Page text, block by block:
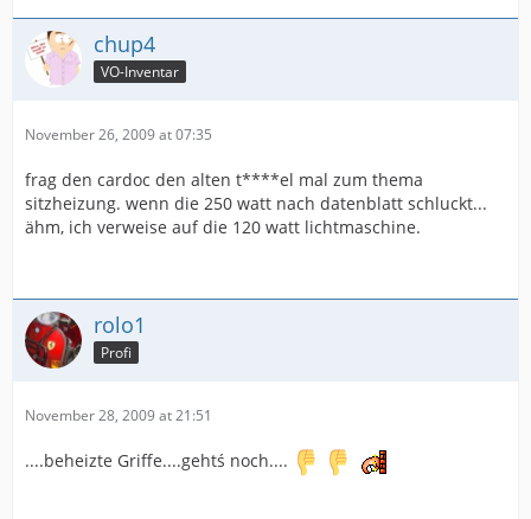
chup4
VO-Inventar
November 26, 2009 at 07:35
frag den cardoc den alten t****el mal zum thema
sitzheizung. wenn die 250 watt nach datenblatt schluckt...
ähm, ich verweise auf die 120 watt lichtmaschine.
rolo1
Profi
November 28, 2009 at 21:51
....beheizte Griffe....gehtś noch....